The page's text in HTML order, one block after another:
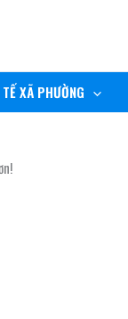
XÃ PHƯỜNG